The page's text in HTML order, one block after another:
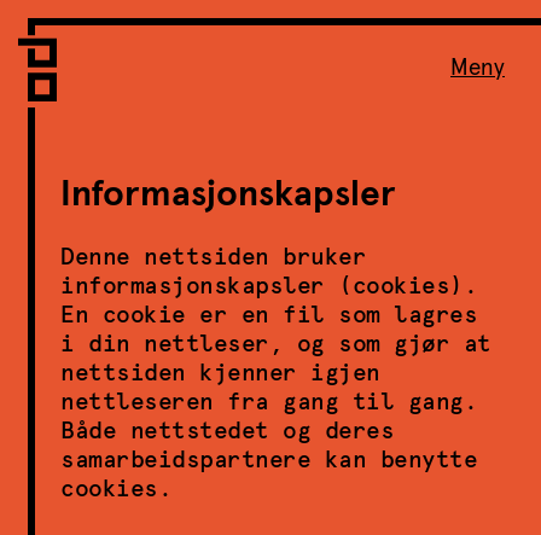
Meny
Vi er LPO
Hva vi gjør
Prosjekter
Nyheter
Kontakt
Podkast
LPO Familien
LPO Oslo
Informasjonskapsler
Denne nettsiden bruker
informasjonskapsler (cookies).
En cookie er en fil som lagres
i din nettleser, og som gjør at
nettsiden kjenner igjen
nettleseren fra gang til gang.
Både nettstedet og deres
samarbeidspartnere kan benytte
cookies.